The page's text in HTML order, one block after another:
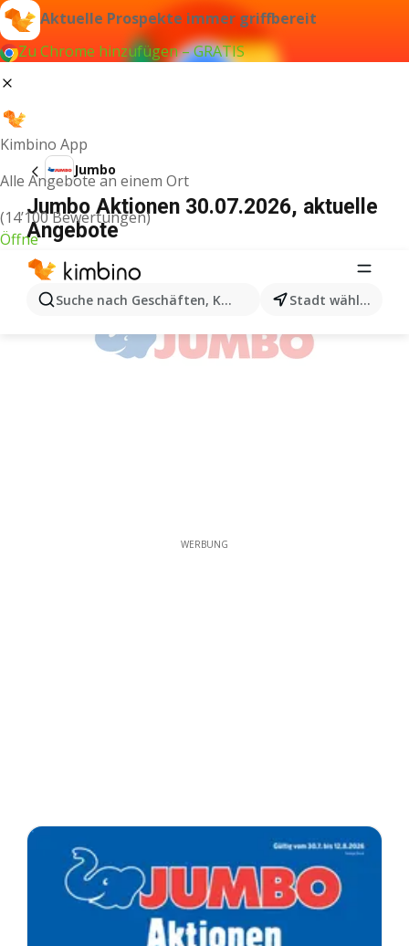
Aktuelle Prospekte immer griffbereit
Zu Chrome hinzufügen – GRATIS
Kimbino App
Alle Angebote an einem Ort
(14’100 Bewertungen)
Öffne
Suche nach Geschäften, Kategorien, Produkten...
Stadt wählen
Jumbo
Jumbo Aktionen 30.07.2026, aktuelle
Angebote
WERBUNG